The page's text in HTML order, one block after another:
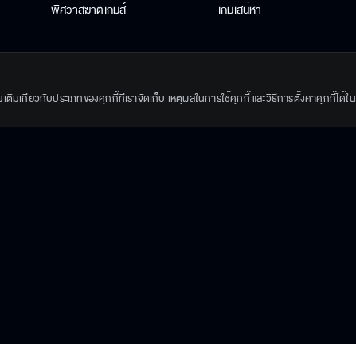
พิศวาสฆาตเกมส์ เกมเสน่หา
มเกี่ยวกับประเภทของคุกกี้ที่เราจัดเก็บ เหตุผลในการใช้คุกกี้ และวิธีการตั้งค่าคุกกี้ได้ใน